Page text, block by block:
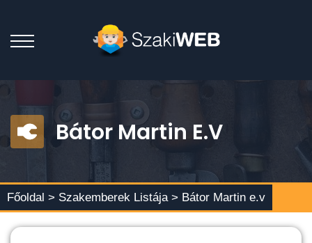
Bátor Martin E.v
Főoldal > Szakemberek Listája > Bátor Martin e.v